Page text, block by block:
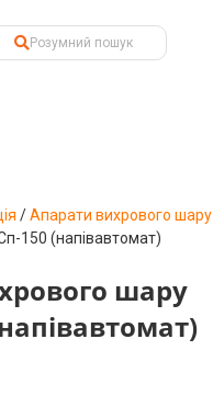
/Апарати вихрового шару
150 (напівавтомат)
шару